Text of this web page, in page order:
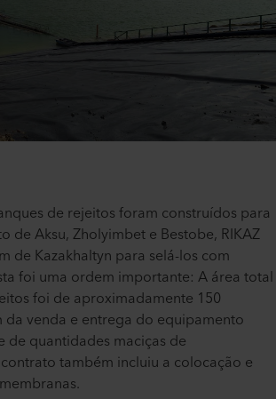
de rejeitos foram construídos para
de Aksu, Zholyimbet e Bestobe, RIKAZ
de Kazakhaltyn para selá-los com
foi uma ordem importante: A área total
foi de aproximadamente 150
da venda e entrega do equipamento
de quantidades maciças de
também incluiu a colocação e